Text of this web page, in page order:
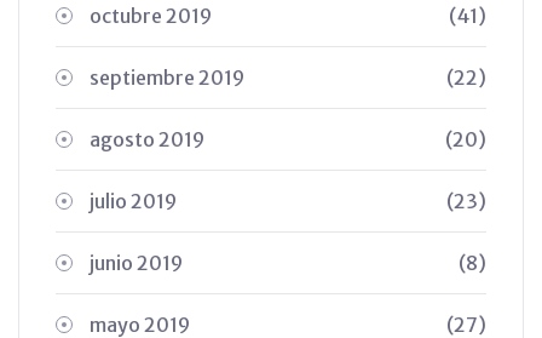
octubre 2019 (41)
septiembre 2019 (22)
agosto 2019 (20)
julio 2019 (23)
junio 2019 (8)
mayo 2019 (27)